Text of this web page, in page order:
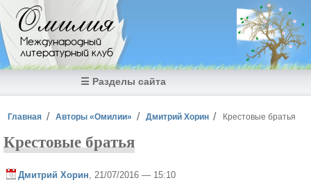
Перейти к основному содержанию
Омилия
Международный
литературный клуб
☰ Разделы сайта
Вы здесь
Главная Авторы «Омилии» Дмитрий Хорин Крестовые братья
Крестовые братья
Дмитрий Хорин , 21/07/2016 — 15:10